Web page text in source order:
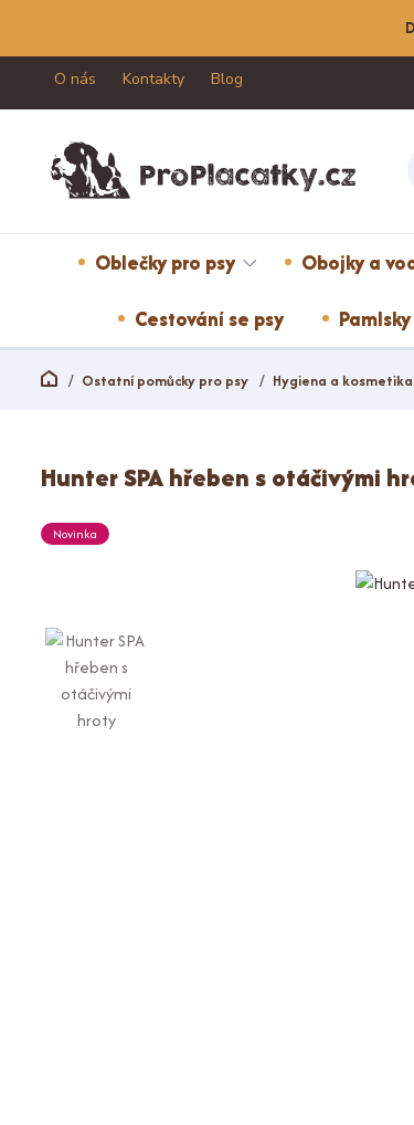
O nás Kontakty Blog
Oblečky pro psy Obojky a
Cestování se psy
Ostatní pomůcky pro psy Hygiena a
Hunter SPA hřeben s otáčivými
Novinka